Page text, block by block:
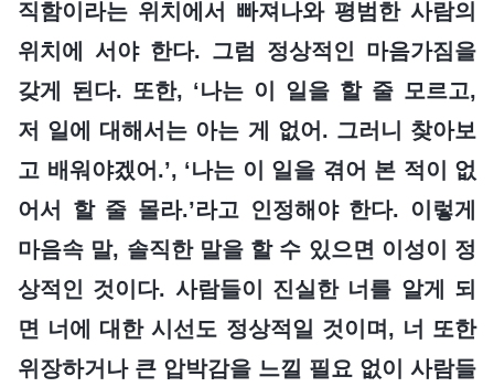
직함이라는 위치에서 빠져나와 평범한 사람의
위치에 서야 한다. 그럼 정상적인 마음가짐을
갖게 된다. 또한, ‘나는 이 일을 할 줄 모르고,
저 일에 대해서는 아는 게 없어. 그러니 찾아보
고 배워야겠어.’, ‘나는 이 일을 겪어 본 적이 없
어서 할 줄 몰라.’라고 인정해야 한다. 이렇게
마음속 말, 솔직한 말을 할 수 있으면 이성이 정
상적인 것이다. 사람들이 진실한 너를 알게 되
면 너에 대한 시선도 정상적일 것이며, 너 또한
위장하거나 큰 압박감을 느낄 필요 없이 사람들